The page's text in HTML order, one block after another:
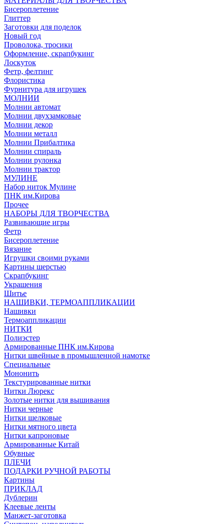
Бисероплетение
Глиттер
Заготовки для поделок
Новый год
Проволока, тросики
Оформление, скрапбукинг
Лоскуток
Фетр, фелтинг
Флористика
Фурнитура для игрушек
МОЛНИИ
Молнии автомат
Молнии двухзамковые
Молнии декор
Молнии металл
Молнии Прибалтика
Молнии спираль
Молнии рулонка
Молнии трактор
МУЛИНЕ
Набор ниток Мулине
ПНК им.Кирова
Прочее
НАБОРЫ ДЛЯ ТВОРЧЕСТВА
Развивающие игры
Фетр
Бисероплетение
Вязание
Игрушки своими руками
Картины шерстью
Скрапбукинг
Украшения
Шитье
НАШИВКИ, ТЕРМОАППЛИКАЦИИ
Нашивки
Термоаппликации
НИТКИ
Полиэстер
Армированные ПНК им.Кирова
Нитки швейные в промышленной намотке
Специальные
Мононить
Текстурированные нитки
Нитки Люрекс
Золотые нитки для вышивания
Нитки черные
Нитки шелковые
Нитки мятного цвета
Нитки капроновые
Армированные Китай
Обувные
ПЛЕЧИ
ПОДАРКИ РУЧНОЙ РАБОТЫ
Картины
ПРИКЛАД
Дублерин
Клеевые ленты
Манжет-заготовка